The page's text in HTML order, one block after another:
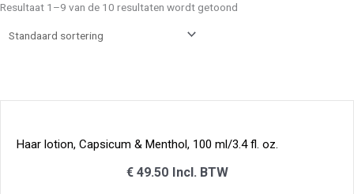
Resultaat 1–9 van de 10 resultaten wordt getoond
Haar lotion, Capsicum & Menthol, 100 ml/3.4 fl. oz.
€49.50 Incl. BTW